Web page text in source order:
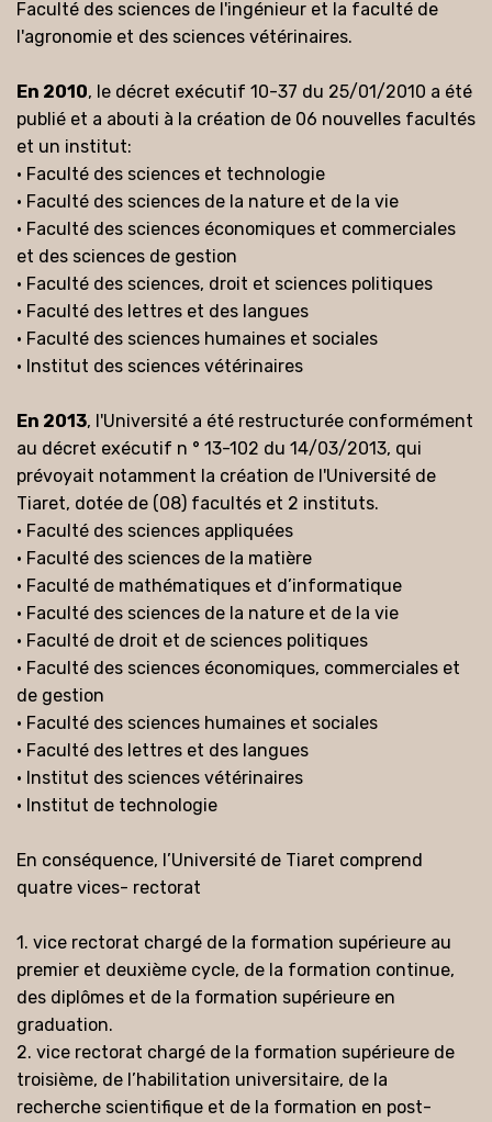
Faculté des sciences de l'ingénieur et la faculté de
l'agronomie et des sciences vétérinaires.
En 2010, le décret exécutif 10-37 du 25/01/2010 a été
publié et a abouti à la création de 06 nouvelles facultés
et un institut:
• Faculté des sciences et technologie
• Faculté des sciences de la nature et de la vie
• Faculté des sciences économiques et commerciales
et des sciences de gestion
• Faculté des sciences, droit et sciences politiques
• Faculté des lettres et des langues
• Faculté des sciences humaines et sociales
• Institut des sciences vétérinaires
En 2013, l'Université a été restructurée conformément
au décret exécutif n ° 13-102 du 14/03/2013, qui
prévoyait notamment la création de l'Université de
Tiaret, dotée de (08) facultés et 2 instituts.
• Faculté des sciences appliquées
• Faculté des sciences de la matière
• Faculté de mathématiques et d’informatique
• Faculté des sciences de la nature et de la vie
• Faculté de droit et de sciences politiques
• Faculté des sciences économiques, commerciales et
de gestion
• Faculté des sciences humaines et sociales
• Faculté des lettres et des langues
• Institut des sciences vétérinaires
• Institut de technologie
En conséquence, l’Université de Tiaret comprend
quatre vices- rectorat
1. vice rectorat chargé de la formation supérieure au
premier et deuxième cycle, de la formation continue,
des diplômes et de la formation supérieure en
graduation.
2. vice rectorat chargé de la formation supérieure de
troisième, de l’habilitation universitaire, de la
recherche scientifique et de la formation en post-